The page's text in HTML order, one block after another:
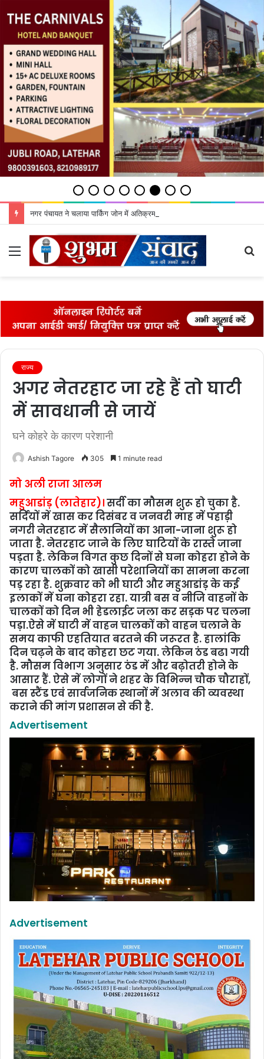
नगर पंचायत ने चलाया पार्किंग जोन में अतिक्रमण हटाओ अभियान
Menu
राज्‍य
अगर नेतरहाट जा रहे हैं तो घाटी
में सावधानी से जायें
घने कोहरे के कारण परेशानी
Ashish Tagore 305 1 minute read
मो अली राजा आलम
महुआडांड़ (लातेहार)।सर्दी का मौसम शुरू हो चुका है.
सर्दियों में खास कर दिसंबर व जनवरी माह में पहाड़ी
नगरी नेतरहाट में सैलानियों का आना-जाना शुरू हो
जाता है. नेतरहाट जाने के लिए घाटियों के रास्‍ते जाना
पड़ता है. लेकिन विगत कुछ दिनों से घना कोहरा होने के
कारण चालकों को खासी परेशानियों का सामना करना
पड़ रहा है. शुक्रवार को भी घाटी और महुआडांड़ के कई
इलाकों में घना कोहरा रहा. यात्री बस व नीजि वाहनों के
चालकों को दिन भी हेडलाईट जला कर सड़क पर चलना
पड़ा.ऐसे में घाटी में वाहन चालकों को वाहन चलाने के
समय काफी एहतियात बरतने की जरूरत है. हालांकि
दिन चढ़ने के बाद कोहरा छट गया. लेकिन ठंड बढ1 गयी
है. मौसम विभाग अनुसार ठंड में और बढ़ोतरी होने के
आसार हैं. ऐसे में लोगों ने शहर के विभिन्‍न चौक चौराहों,
बस स्टैंड एवं सार्वजनिक स्थानों में अलाव की व्‍यवस्‍था
कराने की मांग प्रशासन से की है.
Advertisement
Advertisement